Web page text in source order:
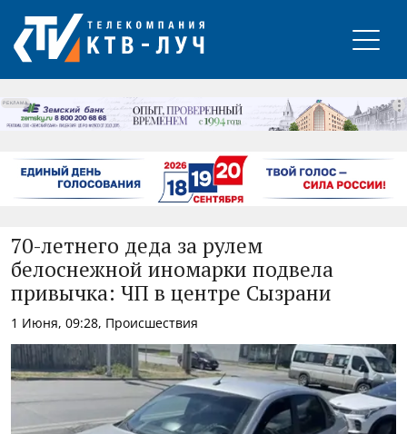
РЕКЛАМА
70-летнего деда за рулем
белоснежной иномарки подвела
привычка: ЧП в центре Сызрани
1 Июня, 09:28, Происшествия